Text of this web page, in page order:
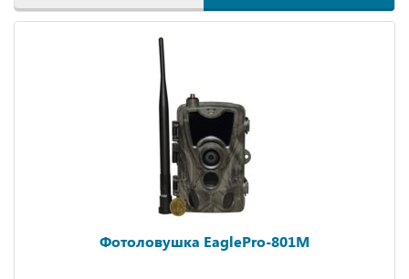
Фотоловушка EaglePro-801M